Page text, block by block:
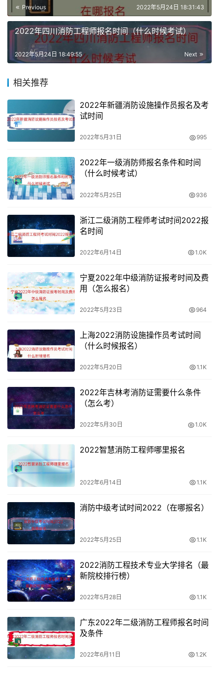
3、取得技工学校本专业或相关专业毕业证书（含尚未取得
毕业证书的在校应届毕业生）；或取得经评估论证、以中级
技能为培养目标的中等及以上职业学校本专业或相关专业毕
业证书（含尚未取得毕业证书的在校应届毕业生）。
安徽消防设施操作员怎么报名
可以通过当地鉴定站授权的培训机构报名；也自己在网上报
名，凡符合相关申报条件的个人可直接报名，经鉴定站审核
通过后，可参加鉴定考试。
除全国公告规定的身份证、学历证、工作证明外，另需提供
鉴定考试承诺书等，考生需在2022年1月16日20：00前完
善考生报名资料并提交。
元，实操160元）；中级为250元（理论30元，实操220
元）；高级为320元（理论30元、实操290元）；补考收费
标准依据个人补考课目单项收费。
一般由消防培训机构、单位或个人在准考证打印时限内（通
常为考前半个月或考前一周时间内）自行登录当地消防考试
网上报名系统，在信息核对无误后打印准考证。
Previous 2022年5月24日 18:31:43
2022年四川消防工程师报名时间（什么时候考试）
Next
2022年5月24日 18:49:55
相关推荐
2022年新疆消防设施操作员报名及考
试时间
2022年5月31日 995
2022年一级消防师报名条件和时间
（什么时候考试）
2022年5月25日 936
浙江二级消防工程师考试时间2022报
名时间
2022年6月14日 1.0K
宁夏2022年中级消防证报考时间及费
用（怎么报名）
2022年5月23日 964
上海2022消防设施操作员考试时间
（什么时候报名）
2022年5月20日 1.1K
2022年吉林考消防证需要什么条件
（怎么考）
2022年5月30日 1.0K
2022智慧消防工程师哪里报名
2022年6月14日 1.1K
消防中级考试时间2022（在哪报名）
2022年5月25日 1.1K
2022消防工程技术专业大学排名（最
新院校排行榜）
2022年5月28日 1.1K
广东2022年二级消防工程师报名时间
及条件
2022年6月11日 1.2K